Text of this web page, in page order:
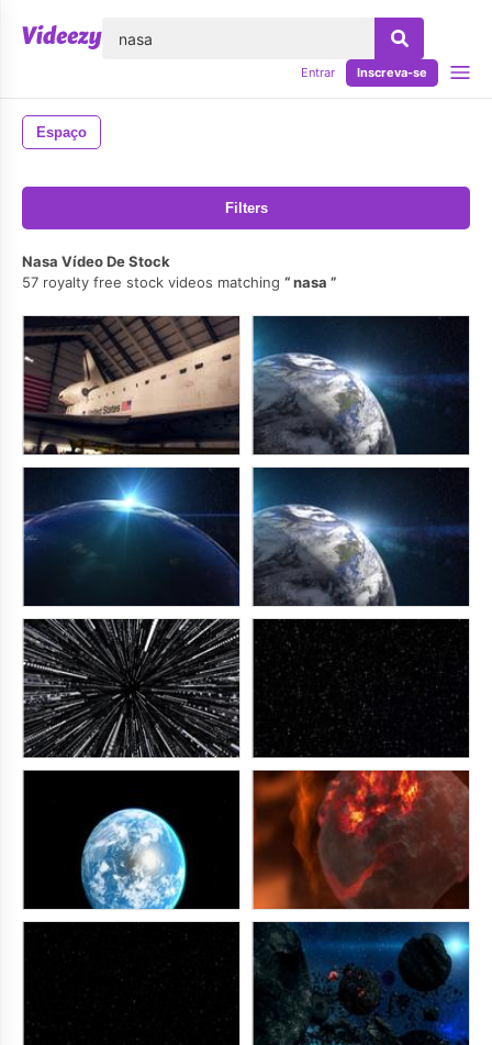
Entrar Inscreva-se
Espaço
Filters
Nasa Vídeo De Stock
57 royalty free stock videos matching
nasa